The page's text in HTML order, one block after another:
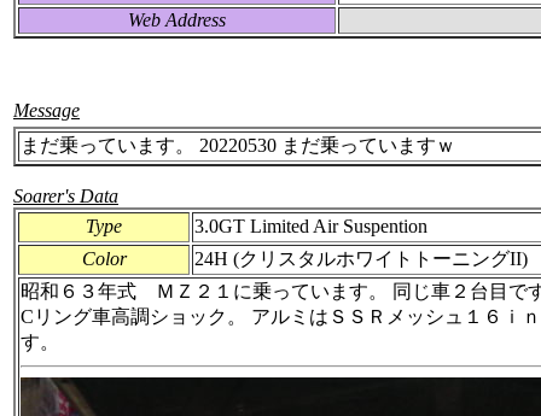
Web Address
Message
まだ乗っています。 20220530 まだ乗っていますｗ
Soarer's Data
Type
3.0GT Limited Air Suspention
Color
24H (クリスタルホワイトトーニングII)
昭和６３年式 ＭＺ２１に乗っています。 同じ車２台目で
Cリング車高調ショック。 アルミはＳＳＲメッシュ１６ｉ
す。